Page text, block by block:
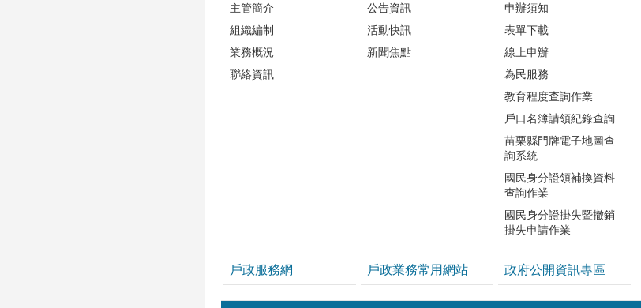
主管簡介
組織編制
業務概況
聯絡資訊
公告資訊
活動快訊
新聞焦點
申辦須知
表單下載
線上申辦
為民服務
教育程度查詢作業
戶口名簿請領紀錄查詢
苗栗縣門牌電子地圖查
詢系統
國民身分證領補換資料
查詢作業
國民身分證掛失暨撤銷
掛失申請作業
戶政服務網 戶政業務常用網站 政府公開資訊專區